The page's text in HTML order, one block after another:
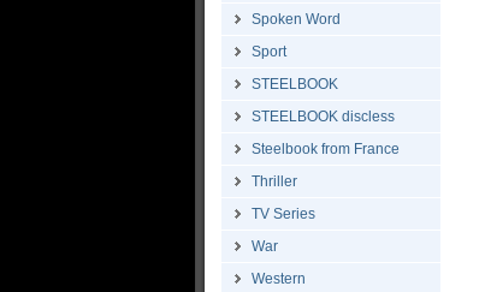
Spoken Word
Sport
STEELBOOK
STEELBOOK discless
Steelbook from France
Thriller
TV Series
War
Western